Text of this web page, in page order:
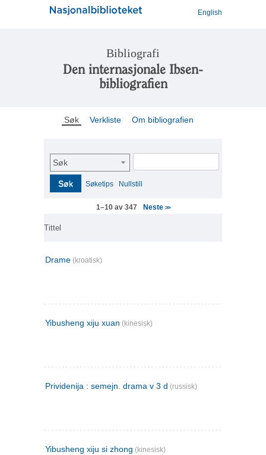
English
Bibliografi
Den internasjonale Ibsen-
bibliografien
Søk Verkliste Om bibliografien
Søk
Søk Søketips Nullstill
1–10 av 347 Neste >>
Tittel
Drame (kroatisk)
Yibusheng xiju xuan (kinesisk)
Prividenija : semejn. drama v 3 d (russisk)
Yibusheng xiju si zhong (kinesisk)